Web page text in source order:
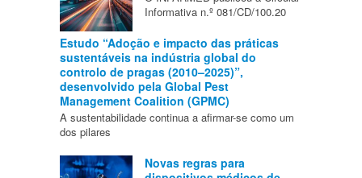
Informativa n.º 081/CD/100.20
Estudo “Adoção e impacto das práticas
sustentáveis na indústria global do
controlo de pragas (2010–2025)”,
desenvolvido pela Global Pest
Management Coalition (GPMC)
A sustentabilidade continua a afirmar-se como um
dos pilares
Novas regras para